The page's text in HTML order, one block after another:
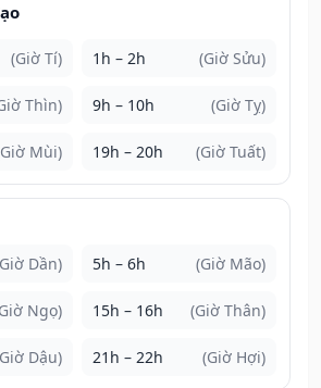
(Giờ Tí) 1h – 2h (Giờ Sửu)
Thìn) 9h – 10h (Giờ Tỵ)
Mùi) 19h – 20h (Giờ Tuất)
Dần) 5h – 6h (Giờ Mão)
Ngọ) 15h – 16h (Giờ Thân)
Dậu) 21h – 22h (Giờ Hợi)